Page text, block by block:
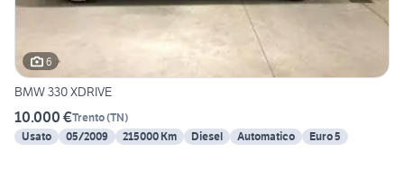
6
BMW 330 XDRIVE
10.000 €Trento(TN)
Usato
05/2009 215000 Km Diesel Automatico Euro 5